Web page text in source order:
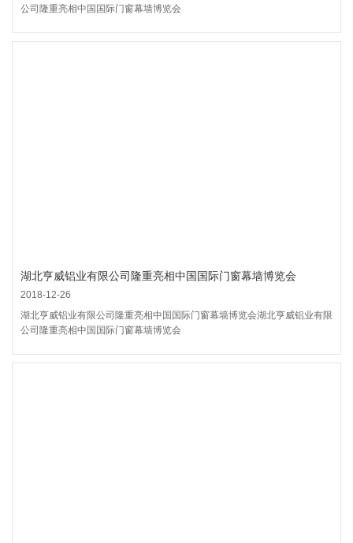
公司隆重亮相中国国际门窗幕墙博览会
湖北亨威铝业有限公司隆重亮相中国国际门窗幕墙博览会
2018-12-26
湖北亨威铝业有限公司隆重亮相中国国际门窗幕墙博览会湖北亨威铝业有限
公司隆重亮相中国国际门窗幕墙博览会